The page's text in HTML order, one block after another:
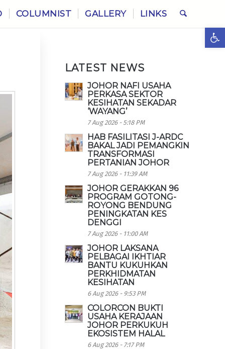
COLUMNIST GALLERY LINKS
LATEST NEWS
JOHOR NAFI USAHA
PERKASA SEKTOR
KESIHATAN SEKADAR
‘WAYANG’
7 Aug 2026 - 5:18 PM
HAB FASILITASI J-ARDC
BAKAL JADI PEMANGKIN
TRANSFORMASI
PERTANIAN JOHOR
7 Aug 2026 - 11:39 AM
JOHOR GERAKKAN 96
PROGRAM GOTONG-
ROYONG BENDUNG
PENINGKATAN KES
DENGGI
7 Aug 2026 - 11:00 AM
JOHOR LAKSANA
PELBAGAI IKHTIAR
BANTU KUKUHKAN
PERKHIDMATAN
KESIHATAN
6 Aug 2026 - 9:53 PM
COLORCON BUKTI
USAHA KERAJAAN
JOHOR PERKUKUH
EKOSISTEM HALAL
6 Aug 2026 - 7:17 PM